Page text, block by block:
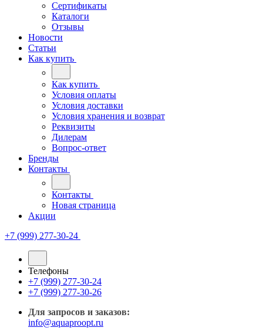
Сертификаты
Каталоги
Отзывы
Новости
Статьи
Как купить
Как купить
Условия оплаты
Условия доставки
Условия хранения и возврат
Реквизиты
Дилерам
Вопрос-ответ
Бренды
Контакты
Контакты
Новая страница
Акции
+7 (999) 277-30-24
Телефоны
+7 (999) 277-30-24
+7 (999) 277-30-26
Для запросов и заказов:
info@aquaproopt.ru